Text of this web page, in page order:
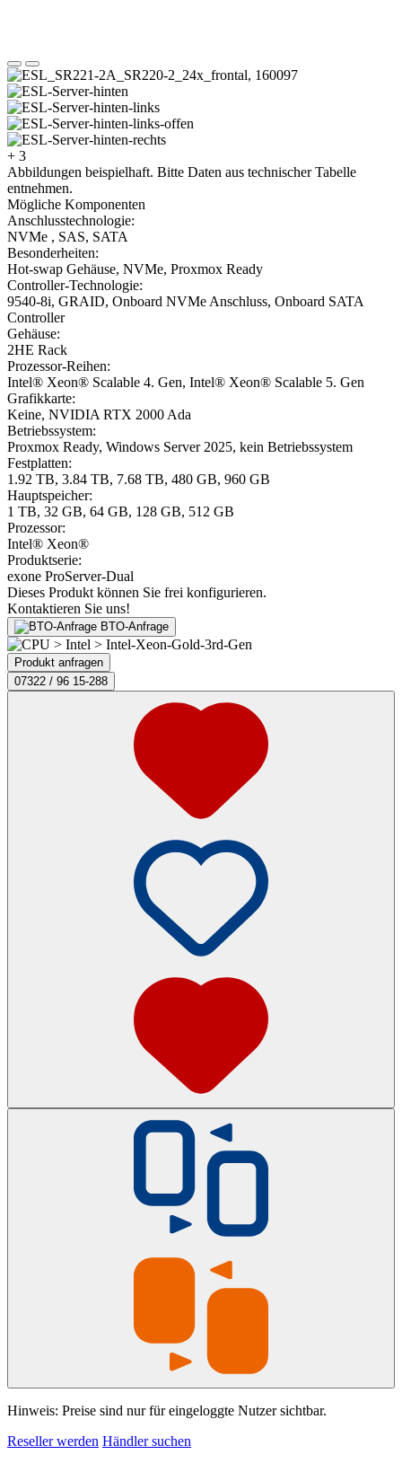
+ 3
Abbildungen beispielhaft. Bitte Daten aus technischer Tabelle
entnehmen.
Mögliche Komponenten
Anschlusstechnologie:
NVMe , SAS, SATA
Besonderheiten:
Hot-swap Gehäuse, NVMe, Proxmox Ready
Controller-Technologie:
9540-8i, GRAID, Onboard NVMe Anschluss, Onboard SATA
Controller
Gehäuse:
2HE Rack
Prozessor-Reihen:
Intel® Xeon® Scalable 4. Gen, Intel® Xeon® Scalable 5. Gen
Grafikkarte:
Keine, NVIDIA RTX 2000 Ada
Betriebssystem:
Proxmox Ready, Windows Server 2025, kein Betriebssystem
Festplatten:
1.92 TB, 3.84 TB, 7.68 TB, 480 GB, 960 GB
Hauptspeicher:
1 TB, 32 GB, 64 GB, 128 GB, 512 GB
Prozessor:
Intel® Xeon®
Produktserie:
exone ProServer-Dual
Dieses Produkt können Sie frei konfigurieren.
Kontaktieren Sie uns!
BTO-Anfrage
Produkt anfragen
07322 / 96 15-288
Hinweis: Preise sind nur für eingeloggte Nutzer sichtbar.
Reseller werden Händler suchen